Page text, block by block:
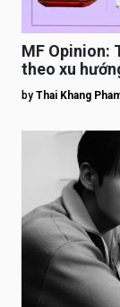
MF Opinion:
theo xu
by Thai Khang